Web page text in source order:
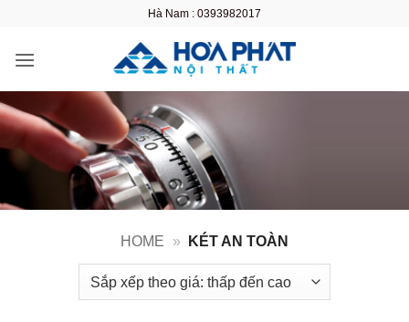
nội
Hà Nam : 0393982017
HOME » KÉT AN TOÀN